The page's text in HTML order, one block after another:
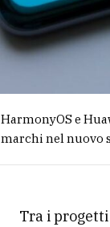
HarmonyOS e
marchi nel nuovo
Tra i